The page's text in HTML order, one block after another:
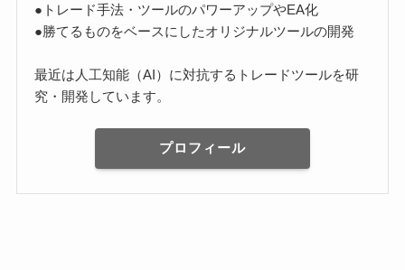
●トレード手法・ツールのパワーアップやEA化
●勝てるものをベースにしたオリジナルツールの開発
最近は人工知能（AI）に対抗するトレードツールを研
究・開発しています。
プロフィール